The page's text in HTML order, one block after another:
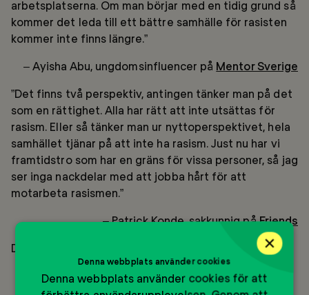
arbetsplatserna. Om man börjar med en tidig grund så
kommer det leda till ett bättre samhälle för rasisten
kommer inte finns längre.”
– Ayisha Abu, ungdomsinfluencer på Mentor Sverige
”Det finns två perspektiv, antingen tänker man på det
som en rättighet. Alla har rätt att inte utsättas för
rasism. Eller så tänker man ur nyttoperspektivet, hela
samhället tjänar på att inte ha rasism. Just nu har vi
framtidstro som har en gräns för vissa personer, så jag
ser inga nackdelar med att jobba hårt för att
motarbeta rasismen.”
– Patrick Konde, sakkunnig påFriends
Du kan se hela samtalet nedan: ×
Denna webbplats använder cookies
Denna webbplats använder cookies för att